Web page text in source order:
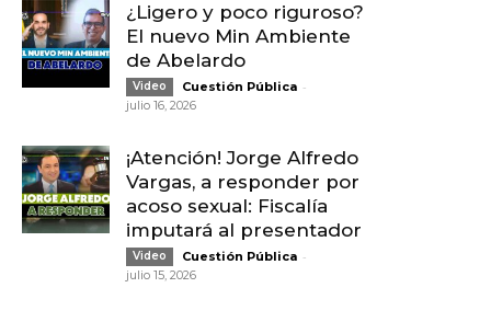
¿Ligero y poco riguroso?
El nuevo Min Ambiente
de Abelardo
Video Cuestión Pública -
julio 16, 2026
¡Atención! Jorge Alfredo
Vargas, a responder por
acoso sexual: Fiscalía
imputará al presentador
Video Cuestión Pública -
julio 15, 2026